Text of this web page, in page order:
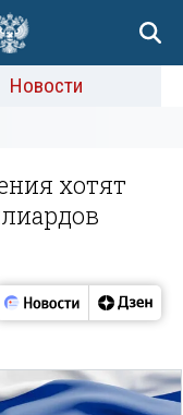
Новости
хотят